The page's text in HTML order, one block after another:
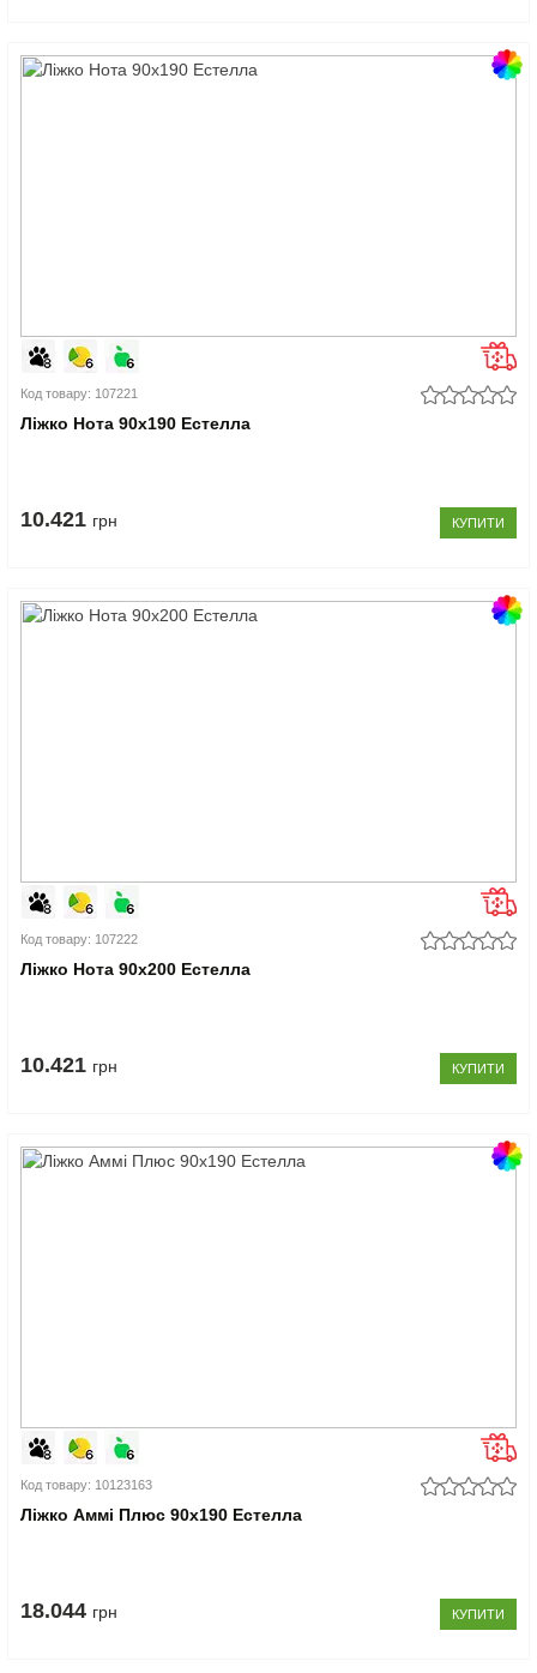
Код товару: 107221
Ліжко Нота 90x190 Естелла
10.421 грн КУПИТИ
Код товару: 107222
Ліжко Нота 90x200 Естелла
10.421 грн КУПИТИ
Код товару: 10123163
Ліжко Аммі Плюс 90x190 Естелла
18.044 грн КУПИТИ